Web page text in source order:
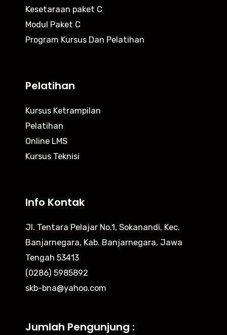
Kesetaraan paket C
Modul Paket C
Program Kursus Dan Pelatihan
Pelatihan
Kursus Ketrampilan
Pelatihan
Online LMS
Kursus Teknisi
Info Kontak
Jl. Tentara Pelajar No.1, Sokanandi, Kec.
Banjarnegara, Kab. Banjarnegara, Jawa
Tengah 53413
(0286) 5985892
skb-bna@yahoo.com
Jumlah Pengunjung :